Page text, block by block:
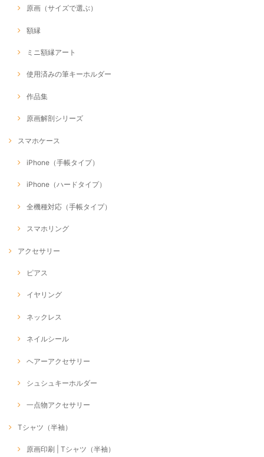
原画（サイズで選ぶ）
額縁
ミニ額縁アート
使用済みの筆キーホルダー
作品集
原画解剖シリーズ
スマホケース
iPhone（手帳タイプ）
iPhone（ハードタイプ）
全機種対応（手帳タイプ）
スマホリング
アクセサリー
ピアス
イヤリング
ネックレス
ネイルシール
ヘアーアクセサリー
シュシュキーホルダー
一点物アクセサリー
Tシャツ（半袖）
原画印刷 | Tシャツ（半袖）